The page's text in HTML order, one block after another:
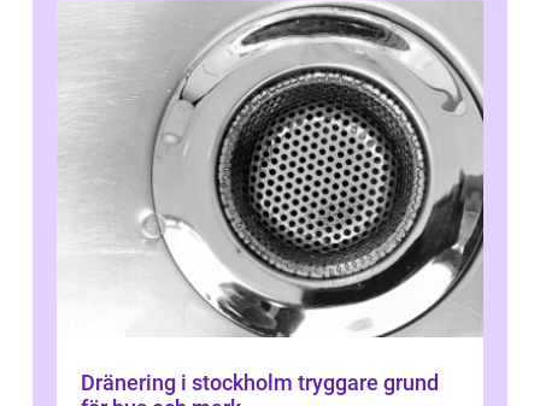
Dränering i stockholm tryggare grund